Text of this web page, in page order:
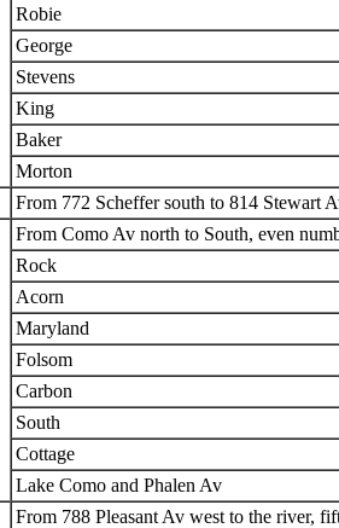
Robie
George
Stevens
King
Baker
Morton
From 772 Scheffer south to 814 Stewart
From Como Av north to South, even
Rock
Acorn
Maryland
Folsom
Carbon
South
Cottage
Lake Como and Phalen Av
From 788 Pleasant Av west to the river,